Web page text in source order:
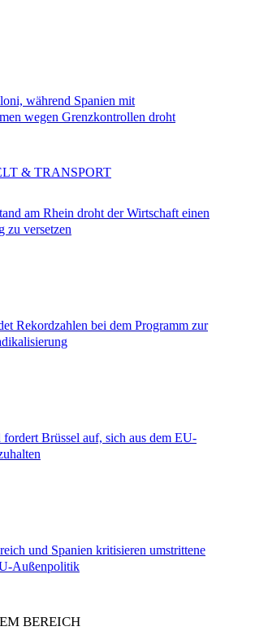
während Spanien mit
wegen Grenzkontrollen droht
am Rhein droht der Wirtschaft einen
zu versetzen
& TRANSPORT
Rekordzahlen bei dem Programm zur
Brüssel auf, sich aus dem EU-
und Spanien kritisieren umstrittene
Außenpolitik
BEREICH